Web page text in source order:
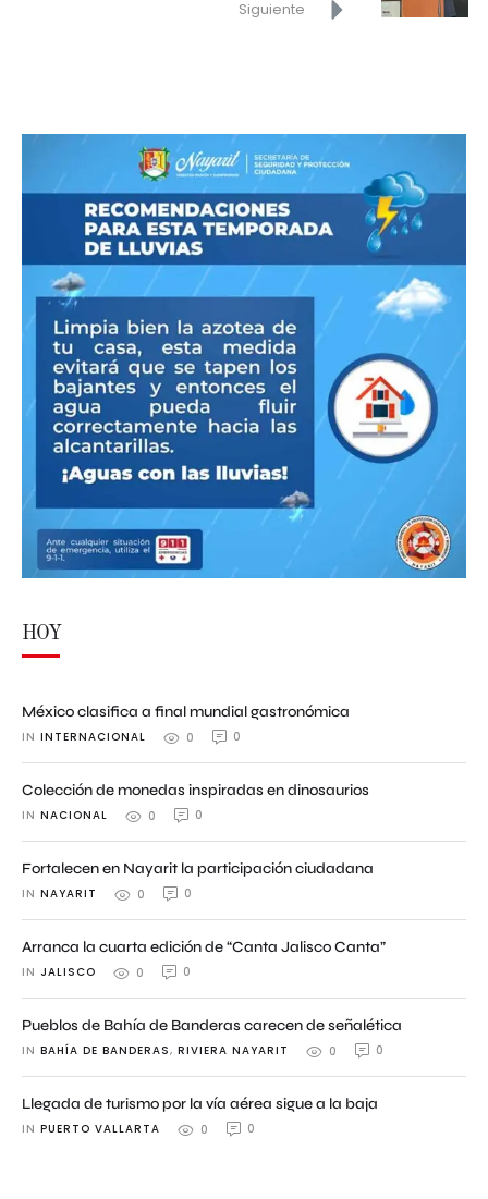
Siguiente
HOY
México clasifica a final mundial gastronómica
IN INTERNACIONAL 0 0
Colección de monedas inspiradas en dinosaurios
IN NACIONAL 0 0
Fortalecen en Nayarit la participación ciudadana
IN NAYARIT 0 0
Arranca la cuarta edición de “Canta Jalisco Canta”
IN JALISCO 0 0
Pueblos de Bahía de Banderas carecen de señalética
IN BAHÍA DE BANDERAS, RIVIERA NAYARIT 0 0
Llegada de turismo por la vía aérea sigue a la baja
IN PUERTO VALLARTA 0 0